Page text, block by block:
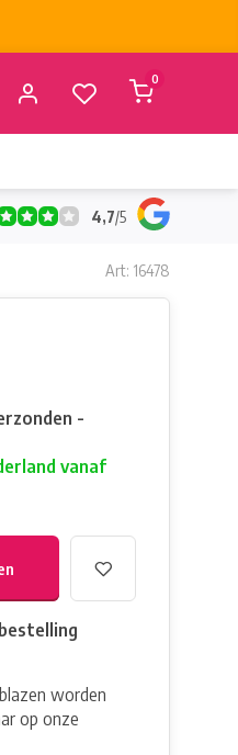
0
Verzending vanaf BE €4,95 -
4,7/5
Art: 16478
-
vanaf
worden
op onze